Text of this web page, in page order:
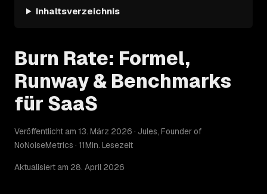
Inhaltsverzeichnis
Burn Rate: Formel,
Runway & Benchmarks
für SaaS
Veröffentlicht am 13. März 2026 · Jules, Founder of
NoNoiseMetrics · 11Min. Lesezeit
Aktualisiert am 28. April 2026